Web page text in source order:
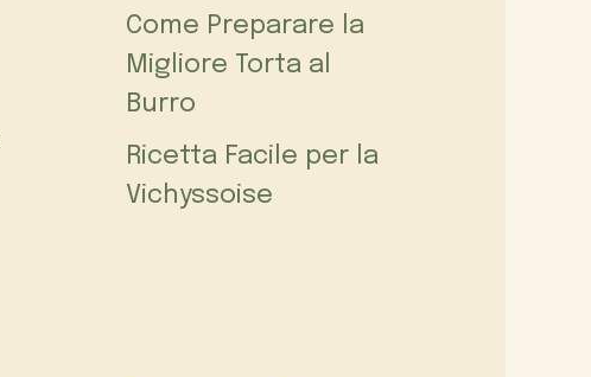
Come Preparare la
Migliore Torta al
Burro
Ricetta Facile per la
Vichyssoise